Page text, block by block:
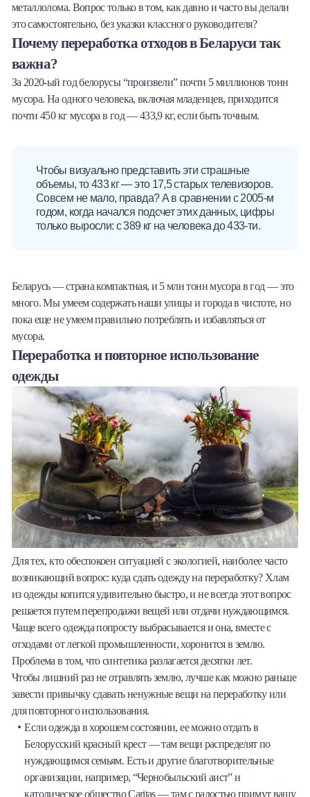
металлолома. Вопрос только в том, как давно и часто вы делали
это самостоятельно, без указки классного руководителя?
Почему переработка отходов в Беларуси так
важна?
За 2020-ый год белорусы “произвели” почти 5 миллионов тонн
мусора. На одного человека, включая младенцев, приходится
почти 450 кг мусора в год — 433,9 кг, если быть точным.
Чтобы визуально представить эти страшные
объемы, то 433 кг — это 17,5 старых телевизоров.
Совсем не мало, правда? А в сравнении с 2005-м
годом, когда начался подсчет этих данных, цифры
только выросли: c 389 кг на человека до 433-ти.
Беларусь — страна компактная, и 5 млн тонн мусора в год — это
много. Мы умеем содержать наши улицы и города в чистоте, но
пока еще не умеем правильно потреблять и избавляться от
мусора.
Переработка и повторное использование
одежды
Для тех, кто обеспокоен ситуацией с экологией, наиболее часто
возникающий вопрос: куда сдать одежду на переработку? Хлам
из одежды копится удивительно быстро, и не всегда этот вопрос
решается путем перепродажи вещей или отдачи нуждающимся.
Чаще всего одежда попросту выбрасывается и она, вместе с
отходами от легкой промышленности, хоронится в землю.
Проблема в том, что синтетика разлагается десятки лет.
Чтобы лишний раз не отравлять землю, лучше как можно раньше
завести привычку сдавать ненужные вещи на переработку или
для повторного использования.
Если одежда в хорошем состоянии, ее можно отдать в
Белорусский красный крест — там вещи распределят по
нуждающимся семьям. Есть и другие благотворительные
организации, например, “Чернобыльский аист” и
католическое общество Caritas — там с радостью примут вашу